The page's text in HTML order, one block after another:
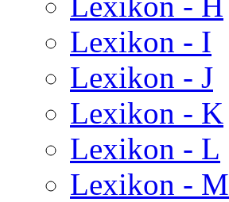
Lexikon - I
Lexikon - J
Lexikon - K
Lexikon - L
Lexikon - M